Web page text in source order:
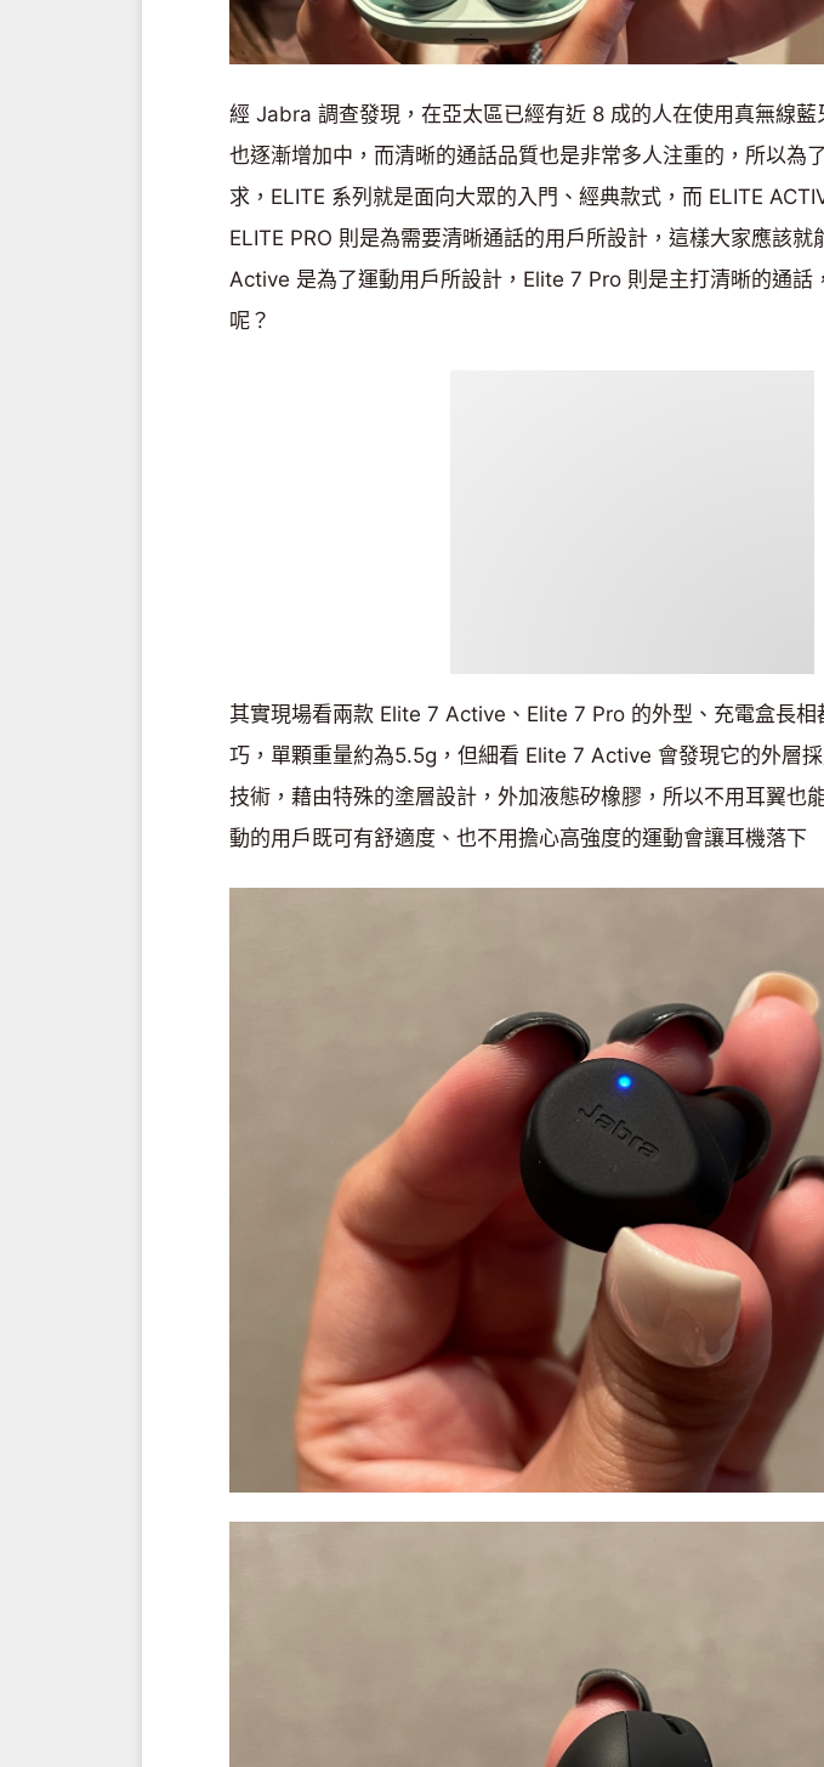
經 Jabra 調查發現，在亞太區已經有近 8 成的人在使用真無線藍
也逐漸增加中，而清晰的通話品質也是非常多人注重的，所以為
求，ELITE 系列就是面向大眾的入門、經典款式，而 ELITE
ELITE PRO 則是為需要清晰通話的用戶所設計，這樣大家應該就
Active 是為了運動用戶所設計，Elite 7 Pro 則是主打清晰的通話
呢？
其實現場看兩款 Elite 7 Active、Elite 7 Pro 的外型、充電盒長相
巧，單顆重量約為5.5g，但細看 Elite 7 Active 會發現它的外層
技術，藉由特殊的塗層設計，外加液態矽橡膠，所以不用耳翼也
動的用戶既可有舒適度、也不用擔心高強度的運動會讓耳機落下